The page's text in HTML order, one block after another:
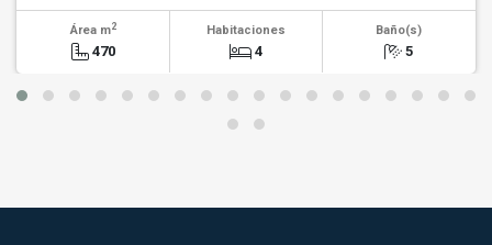
Área m2
470
Habitaciones
4
Baño(s)
5